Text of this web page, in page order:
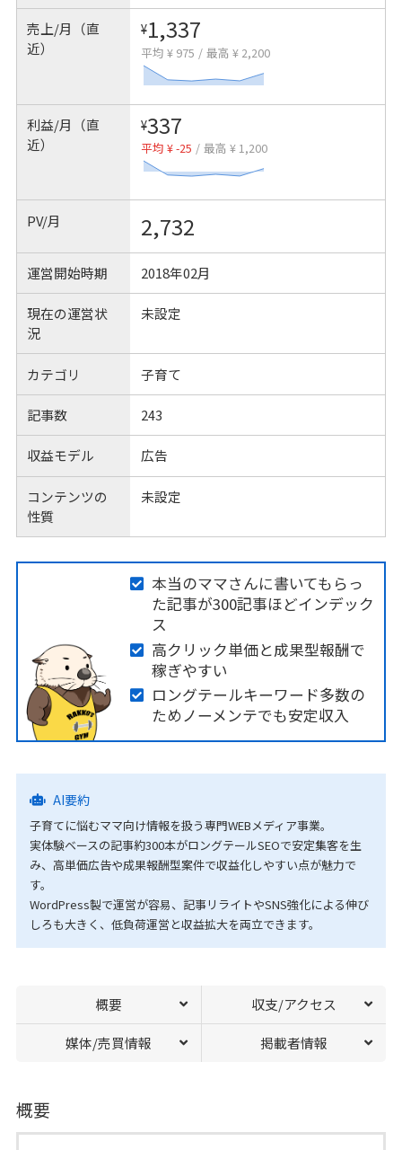
売上/月（直
近）
¥1,337
平均 ¥ 975 / 最高 ¥ 2,200
利益/月（直
近）
¥337
平均 ¥ -25 / 最高 ¥ 1,200
PV/月 2,732
運営開始時期 2018年02月
現在の運営状
況
未設定
カテゴリ 子育て
記事数 243
収益モデル 広告
コンテンツの
性質
未設定
本当のママさんに書いてもらっ
た記事が300記事ほどインデック
ス
高クリック単価と成果型報酬で
稼ぎやすい
ロングテールキーワード多数の
ためノーメンテでも安定収入
AI要約
子育てに悩むママ向け情報を扱う専門WEBメディア事業。
実体験ベースの記事約300本がロングテールSEOで安定集客を生
み、高単価広告や成果報酬型案件で収益化しやすい点が魅力で
す。
WordPress製で運営が容易、記事リライトやSNS強化による伸び
しろも大きく、低負荷運営と収益拡大を両立できます。
概要 収支/アクセス
媒体/売買情報 掲載者情報
概要